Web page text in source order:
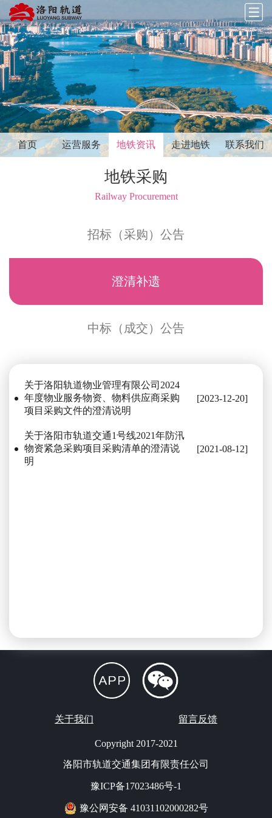
首页 运营服务 地铁资讯 走进地铁 联系我们
地铁采购
Railway Procurement
招标（采购）公告
澄清补遗
中标（成交）公告
关于洛阳轨道物业管理有限公司2024
年度物业服务物资、物料供应商采购
项目采购文件的澄清说明
[2023-12-20]
关于洛阳市轨道交通1号线2021年防汛
物资紧急采购项目采购清单的澄清说
明
[2021-08-12]
关于我们 留言反馈
Copyright 2017-2021
洛阳市轨道交通集团有限责任公司
豫ICP备17023486号-1
豫公网安备 41031102000282号